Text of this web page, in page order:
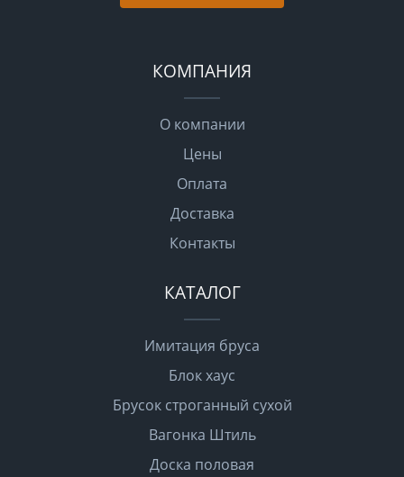
КОМПАНИЯ
О компании
Цены
Оплата
Доставка
Контакты
КАТАЛОГ
Имитация бруса
Блок хаус
Брусок строганный сухой
Вагонка Штиль
Доска половая